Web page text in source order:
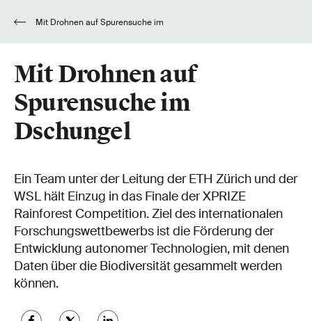
Mit Drohnen auf
Spurensuche im
Dschungel
Ein Team unter der Leitung der ETH Zürich und der
WSL hält Einzug in das Finale der XPRIZE
Rainforest Competition. Ziel des internationalen
Forschungswettbewerbs ist die Förderung der
Entwicklung autonomer Technologien, mit denen
Daten über die Biodiversität gesammelt werden
können.